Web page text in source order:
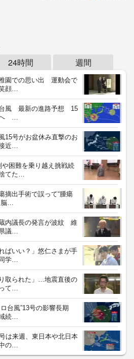
24時間 週間
園での思い出 運動会で
顔…
台風 最新の進路予想 15
へ …
15号がお盆休み直撃のお
近…
困難を乗り越え挑戦続
てた…
摘出手術で誤って“腫瘍
脳…
蔵内議長の発言が波紋 維
議…
ばいい？」悠仁さまが手
学…
取られた」…地震直後の
て…
台風”13号の影響長期
続…
は来週、東日本や北日本
の…